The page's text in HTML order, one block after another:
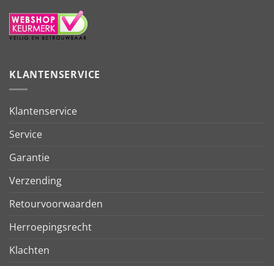
KLANTENSERVICE
Klantenservice
Service
Garantie
Verzending
Retourvoorwaarden
Herroepingsrecht
Klachten